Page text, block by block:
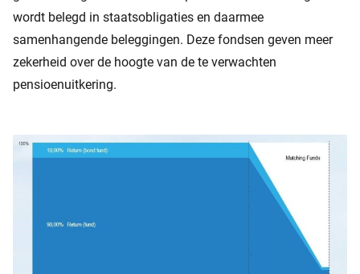
wordt belegd in staatsobligaties en daarmee
samenhangende beleggingen. Deze fondsen geven meer
zekerheid over de hoogte van de te verwachten
pensioenuitkering.